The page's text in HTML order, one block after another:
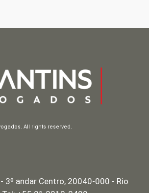
All rights reserved.
3º andar Centro, 20040-000 - Rio